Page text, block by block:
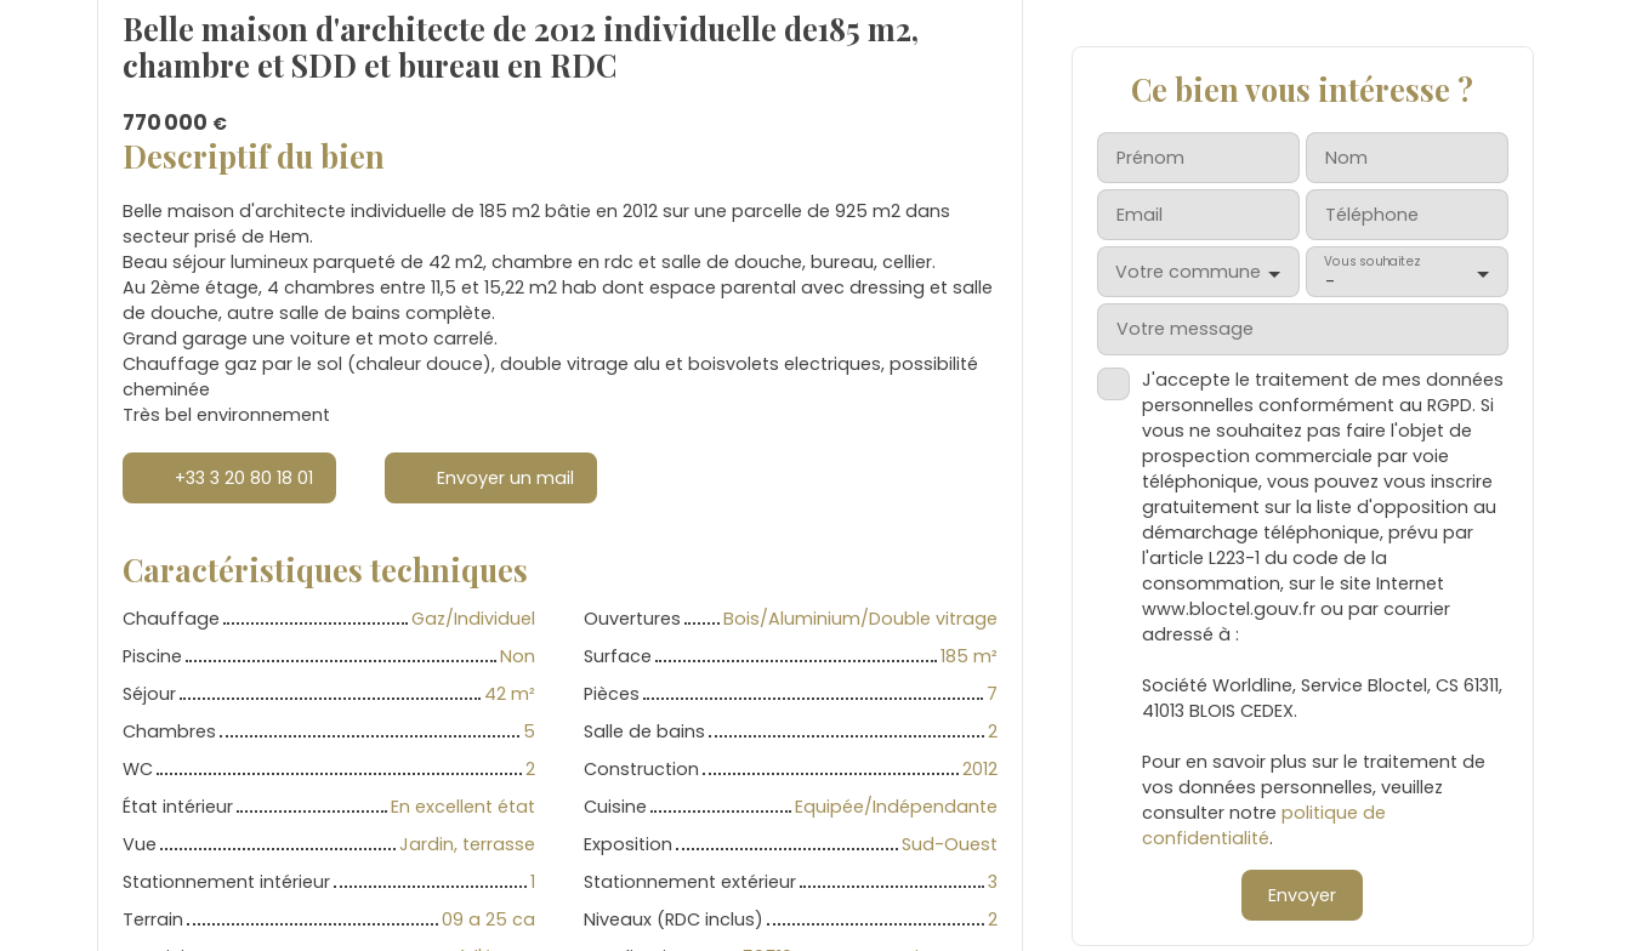
Belle maison d'architecte de 2012 individuelle de185 m2,
chambre et SDD et bureau en RDC
770 000 €
Descriptif du bien
Belle maison d'architecte individuelle de 185 m2 bâtie en 2012 sur une parcelle de 925 m2 dans
secteur prisé de Hem.
Beau séjour lumineux parqueté de 42 m2, chambre en rdc et salle de douche, bureau, cellier.
Au 2ème étage, 4 chambres entre 11,5 et 15,22 m2 hab dont espace parental avec dressing et salle
de douche, autre salle de bains complète.
Grand garage une voiture et moto carrelé.
Chauffage gaz par le sol (chaleur douce), double vitrage alu et boisvolets electriques, possibilité
cheminée
Très bel environnement
+33 3 20 80 18 01 Envoyer un mail
Caractéristiques techniques
Chauffage Gaz/Individuel Ouvertures
Bois/Aluminium/Double vitrage
Piscine
Non Surface 185 m²
Séjour
42m² Pièces
7
Chambres
5 Salle de bains
2
WC
2 Construction
2012
État intérieur
En excellent état Cuisine
Equipée/Indépendante
Vue
Jardin, terrasse Exposition
Sud-Ouest
Stationnement intérieur
1 Stationnement extérieur
3
Terrain
09 a 25 ca Niveaux (RDC inclus)
2
Ce bien vous intéresse ?
Prénom Nom
Email Téléphone
Votre commune -
Vous souhaitez
Votre message
J'accepte le traitement de mes données
personnelles conformément au RGPD. Si
vous ne souhaitez pas faire l'objet de
prospection commerciale par voie
téléphonique, vous pouvez vous inscrire
gratuitement sur la liste d'opposition au
démarchage téléphonique, prévu par
l'article L223-1 du code de la
consommation, sur le site Internet
www.bloctel.gouv.fr ou par courrier
adressé à :
Société Worldline, Service Bloctel, CS 61311,
41013 BLOIS CEDEX.
Pour en savoir plus sur le traitement de
vos données personnelles, veuillez
consulter notre politique de
confidentialité.
Envoyer